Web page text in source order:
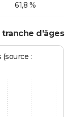
61,8 %
tranche d'âges
: